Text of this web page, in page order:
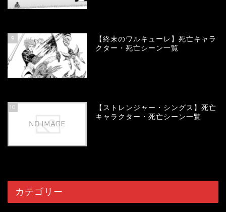
9
【終末のワルキューレ】死亡キャラ
クター・死亡シーン一覧
10
【ストレンジャー・シングス】死亡
キャラクター・死亡シーン一覧
カテゴリー